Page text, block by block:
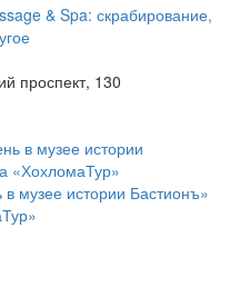
& Spa: скрабирование,
проспект, 130
музее истории Бастионъ»